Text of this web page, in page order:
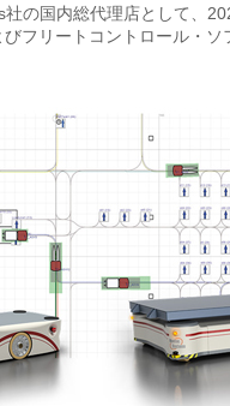
の国内総代理店として、
フリートコントロール・